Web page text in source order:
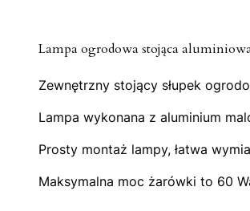
Lampa ogrodowa stojąca
Zewnętrzny stojący słupek
Lampa wykonana z aluminium
Prosty montaż lampy, łatwa
Maksymalna moc żarówki to 60